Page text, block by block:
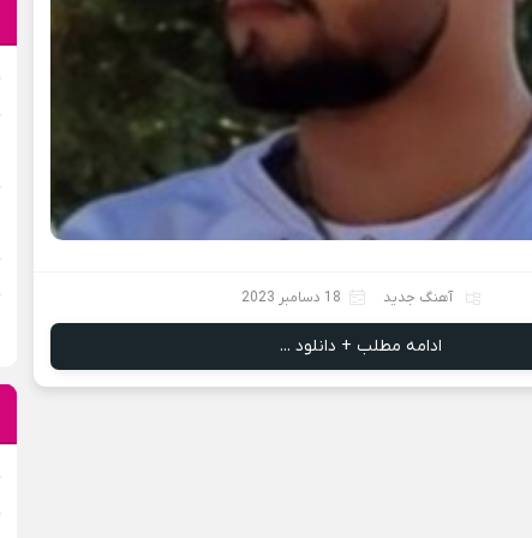
آهنگ جدید 18 دسامبر 2023
ادامه مطلب + دانلود ...